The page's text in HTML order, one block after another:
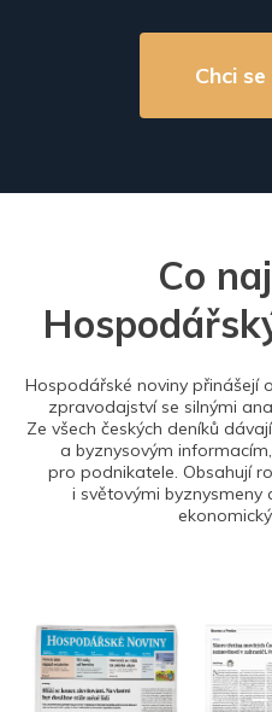
Chci
Co
Hospodářské noviny přinášejí
zpravodajství se silnými
Ze všech českých deníků
a byznysovým
pro podnikatele. Obsahují
i světovými byznysmeny